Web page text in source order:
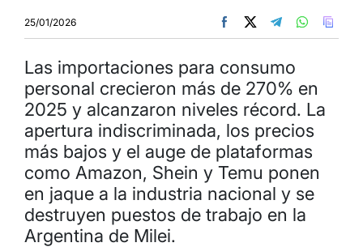
25/01/2026
Las importaciones para consumo
personal crecieron más de 270% en
2025 y alcanzaron niveles récord. La
apertura indiscriminada, los precios
más bajos y el auge de plataformas
como Amazon, Shein y Temu ponen
en jaque a la industria nacional y se
destruyen puestos de trabajo en la
Argentina de Milei.